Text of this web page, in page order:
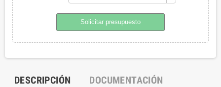
Solicitar presupuesto
DESCRIPCIÓN
DOCUMENTACIÓN